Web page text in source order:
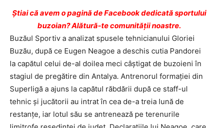
Ştiai că avem o pagină de Facebook dedicată sportului
buzoian? Alătură-te comunității noastre.
Buzăul Sportiv a analizat spusele tehnicianului Gloriei
Buzău, după ce Eugen Neagoe a deschis cutia Pandorei
la capătul celui de-al doilea meci câștigat de buzoieni în
stagiul de pregătire din Antalya. Antrenorul formației din
Superligă a ajuns la capătul răbdării după ce staff-ul
tehnic și jucătorii au intrat în cea de-a treia lună de
restanțe, iar lotul său se antrenează pe terenurile